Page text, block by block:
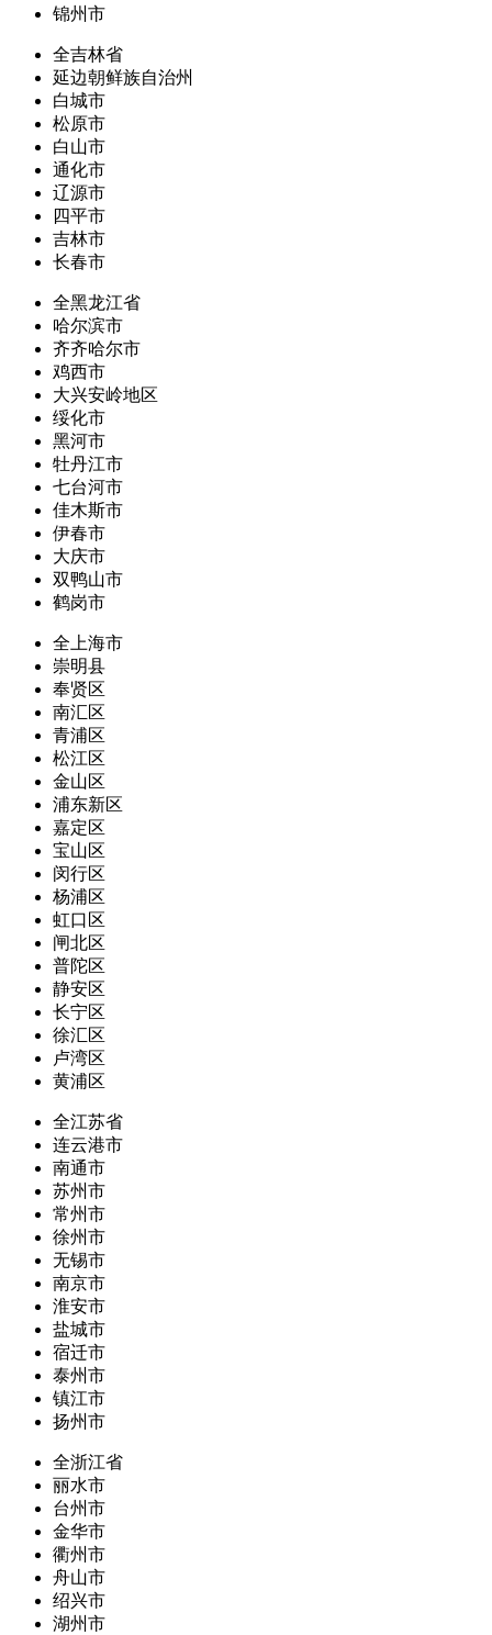
锦州市
全吉林省
延边朝鲜族自治州
白城市
松原市
白山市
通化市
辽源市
四平市
吉林市
长春市
全黑龙江省
哈尔滨市
齐齐哈尔市
鸡西市
大兴安岭地区
绥化市
黑河市
牡丹江市
七台河市
佳木斯市
伊春市
大庆市
双鸭山市
鹤岗市
全上海市
崇明县
奉贤区
南汇区
青浦区
松江区
金山区
浦东新区
嘉定区
宝山区
闵行区
杨浦区
虹口区
闸北区
普陀区
静安区
长宁区
徐汇区
卢湾区
黄浦区
全江苏省
连云港市
南通市
苏州市
常州市
徐州市
无锡市
南京市
淮安市
盐城市
宿迁市
泰州市
镇江市
扬州市
全浙江省
丽水市
台州市
金华市
衢州市
舟山市
绍兴市
湖州市